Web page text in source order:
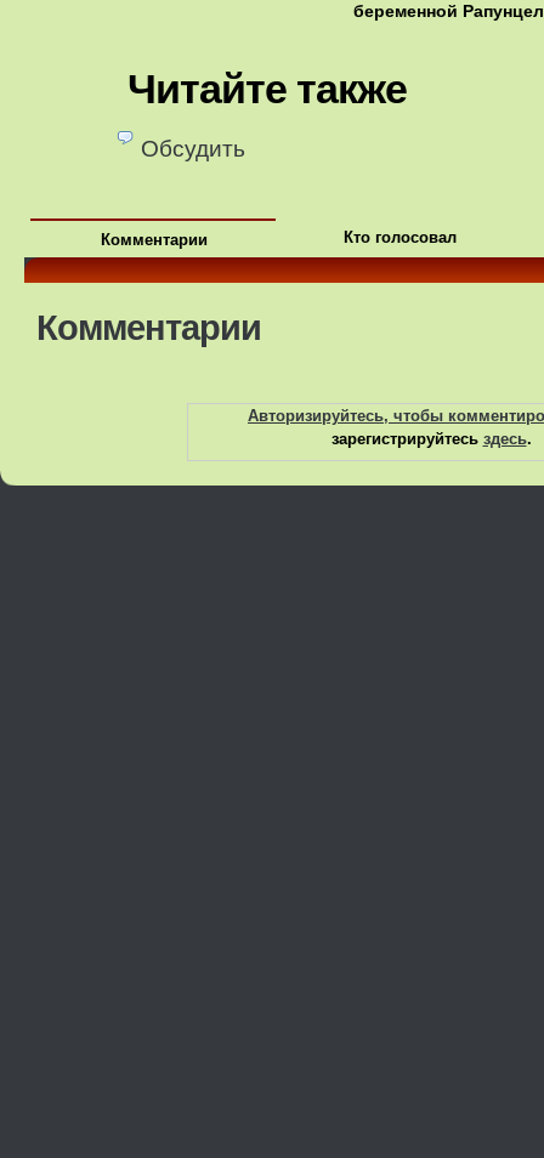
беременной
Читайте также
Обсудить
Комментарии Кто голосовал
Комментарии
Авторизируйтесь, чтобы
зарегистрируйтесь здесь.